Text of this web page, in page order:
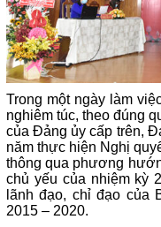
Trong một ngày làm
nghiêm túc, theo đúng
của Đảng ủy cấp trên,
năm thực hiện Nghị
thông qua phương
chủ yếu của nhiệm kỳ
lãnh đạo, chỉ đạo của
2015 – 2020.